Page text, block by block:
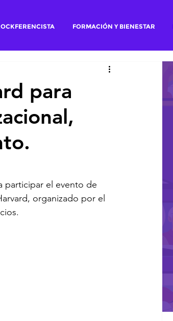
FORMACIÓN Y BIENESTAR
para
participar el evento de
organizado por el